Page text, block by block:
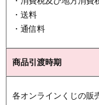
・送料
・通信料
商品引渡時期
各オンラインくじの販